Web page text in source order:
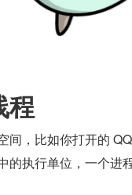
程
间，比如你打开的
执行单位，一个进